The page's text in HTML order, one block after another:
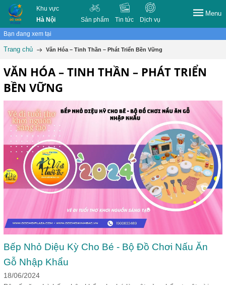
Khu vực
Hà Nội
Sản phẩm Tin tức Dịch vụ
Menu
Bạn đang xem tại
Trang chủ Văn Hóa – Tinh Thần – Phát Triển Bền Vững
VĂN HÓA – TINH THẦN – PHÁT TRIỂN
BỀN VỮNG
Bếp Nhỏ Diệu Kỳ Cho Bé - Bộ Đồ Chơi Nấu Ăn
Gỗ Nhập Khẩu
18/06/2024